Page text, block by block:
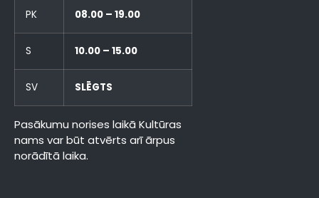
PK 08.00 – 19.00
S 10.00 – 15.00
SV SLĒGTS
Pasākumu norises laikā Kultūras
nams var būt atvērts arī ārpus
norādītā laika.